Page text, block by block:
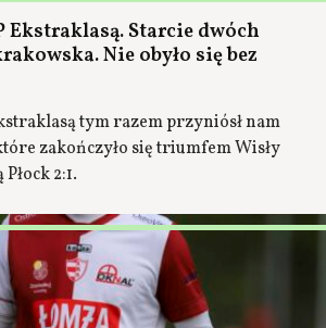
Ekstraklasą. Starcie dwóch
Nie obyło się bez
tym razem przyniósł nam
zakończyło się triumfem Wisły
2:1.